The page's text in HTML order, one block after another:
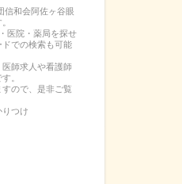
信和会阿佐ヶ谷眼
医院・薬局を探せ
での検索も可能
師求人や看護師
。
ので、是非ご覧
りつけ